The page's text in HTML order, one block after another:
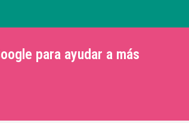
para ayudar a más